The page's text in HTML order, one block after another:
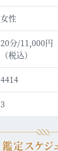
女性
20分/11,000円
（税込）
4414
3
鑑定スケジ